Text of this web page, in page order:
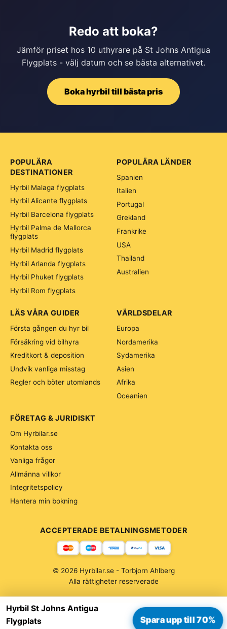
Redo att boka?
Jämför priset hos 10 uthyrare på St Johns Antigua
Flygplats - välj datum och se bästa alternativet.
Boka hyrbil till bästa pris
Hyrbil St Johns Antigua
Flygplats
Spara upp till 70%
POPULÄRA
DESTINATIONER
Hyrbil Malaga flygplats
Hyrbil Alicante flygplats
Hyrbil Barcelona flygplats
Hyrbil Palma de Mallorca
flygplats
Hyrbil Madrid flygplats
Hyrbil Arlanda flygplats
Hyrbil Phuket flygplats
Hyrbil Rom flygplats
POPULÄRA LÄNDER
Spanien
Italien
Portugal
Grekland
Frankrike
USA
Thailand
Australien
VÄRLDSDELAR
Europa
Nordamerika
Sydamerika
Asien
Afrika
Oceanien
LÄS VÅRA GUIDER
Första gången du hyr bil
Försäkring vid bilhyra
Kreditkort & deposition
Undvik vanliga misstag
Regler och böter utomlands
FÖRETAG & JURIDISKT
Om Hyrbilar.se
Kontakta oss
Vanliga frågor
Allmänna villkor
Integritetspolicy
Hantera min bokning
ACCEPTERADE BETALNINGSMETODER
© 2026 Hyrbilar.se - Torbjorn Ahlberg
Alla rättigheter reserverade